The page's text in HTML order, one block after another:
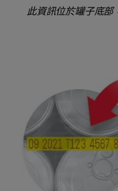
此資訊位於罐子底部